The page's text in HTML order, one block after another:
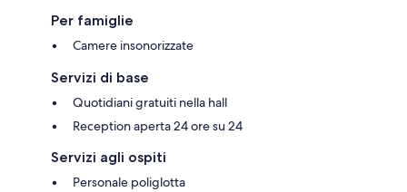
Per famiglie
Camere insonorizzate
Servizi di base
Quotidiani gratuiti nella hall
Reception aperta 24 ore su 24
Servizi agli ospiti
Personale poliglotta